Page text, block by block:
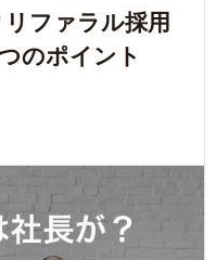
ファラル採用
のポイント